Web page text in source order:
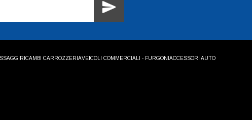
RICAMBI CARROZZERIAVEICOLI COMMERCIALI - FURGONI ACCESSORI AUTO